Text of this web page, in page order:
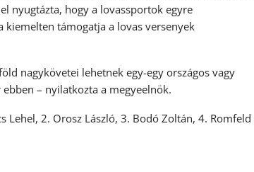
nyugtázta, hogy a lovassportok egyre
kiemelten támogatja a lovas versenyek
nagykövetei lehetnek egy-egy országos vagy
– nyilatkozta a megyeelnök.
Lehel, 2. Orosz László, 3. Bodó Zoltán, 4. Romfeld